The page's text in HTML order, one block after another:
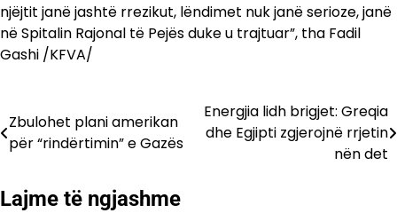
njëjtit janë jashtë rrezikut, lëndimet nuk janë serioze, janë
në Spitalin Rajonal të Pejës duke u trajtuar”, tha Fadil
Gashi /KFVA/
Lëvizje
te
Zbulohet plani amerikan
për “rindërtimin” e Gazës
Energjia lidh brigjet: Greqia
dhe Egjipti zgjerojnë rrjetin
nën det
Lajme të ngjashme